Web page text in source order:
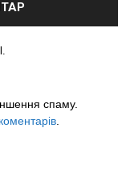
спаму.